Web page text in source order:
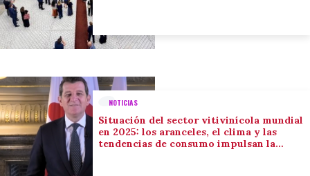
NOTICIAS
Situación del sector vitivinícola mundial
en 2025: los aranceles, el clima y las
tendencias de consumo impulsan la